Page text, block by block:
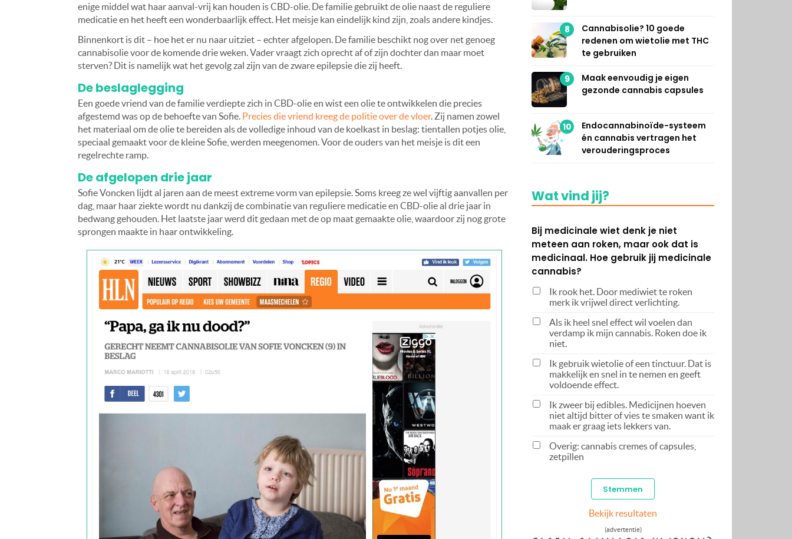
enige middel wat haar aanval-vrij kan houden is CBD-olie. De familie gebruikt de olie naast de reguliere
medicatie en het heeft een wonderbaarlijk effect. Het meisje kan eindelijk kind zijn, zoals andere kindjes.
Binnenkort is dit – hoe het er nu naar uitziet – echter afgelopen. De familie beschikt nog over net genoeg
cannabisolie voor de komende drie weken. Vader vraagt zich oprecht af of zijn dochter dan maar moet
sterven? Dit is namelijk wat het gevolg zal zijn van de zware epilepsie die zij heeft.
De beslaglegging
Een goede vriend van de familie verdiepte zich in CBD-olie en wist een olie te ontwikkelen die precies
afgestemd was op de behoefte van Sofie. Precies die vriend kreeg de politie over de vloer. Zij namen zowel
het materiaal om de olie te bereiden als de volledige inhoud van de koelkast in beslag: tientallen potjes olie,
speciaal gemaakt voor de kleine Sofie, werden meegenomen. Voor de ouders van het meisje is dit een
regelrechte ramp.
De afgelopen drie jaar
Sofie Voncken lijdt al jaren aan de meest extreme vorm van epilepsie. Soms kreeg ze wel vijftig aanvallen per
dag, maar haar ziekte wordt nu dankzij de combinatie van reguliere medicatie en CBD-olie al drie jaar in
bedwang gehouden. Het laatste jaar werd dit gedaan met de op maat gemaakte olie, waardoor zij nog grote
sprongen maakte in haar ontwikkeling.
8
Cannabisolie? 10 goede
redenen om wietolie met THC
te gebruiken
9
Maak eenvoudig je eigen
gezonde cannabis capsules
10
Endocannabinoïde-systeem
én cannabis vertragen het
verouderingsproces
Wat vind jij?
Bij medicinale wiet denk je niet
meteen aan roken, maar ook dat is
medicinaal. Hoe gebruik jij medicinale
cannabis?
Ik rook het. Door mediwiet te roken
merk ik vrijwel direct verlichting.
Als ik heel snel effect wil voelen dan
verdamp ik mijn cannabis. Roken doe ik
niet.
Ik gebruik wietolie of een tinctuur. Dat is
makkelijk en snel in te nemen en geeft
voldoende effect.
Ik zweer bij edibles. Medicijnen hoeven
niet altijd bitter of vies te smaken want ik
maak er graag iets lekkers van.
Overig: cannabis cremes of capsules,
zetpillen
Bekijk resultaten
(advertentie)